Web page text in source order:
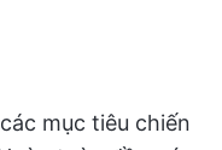
mục tiêu chiến